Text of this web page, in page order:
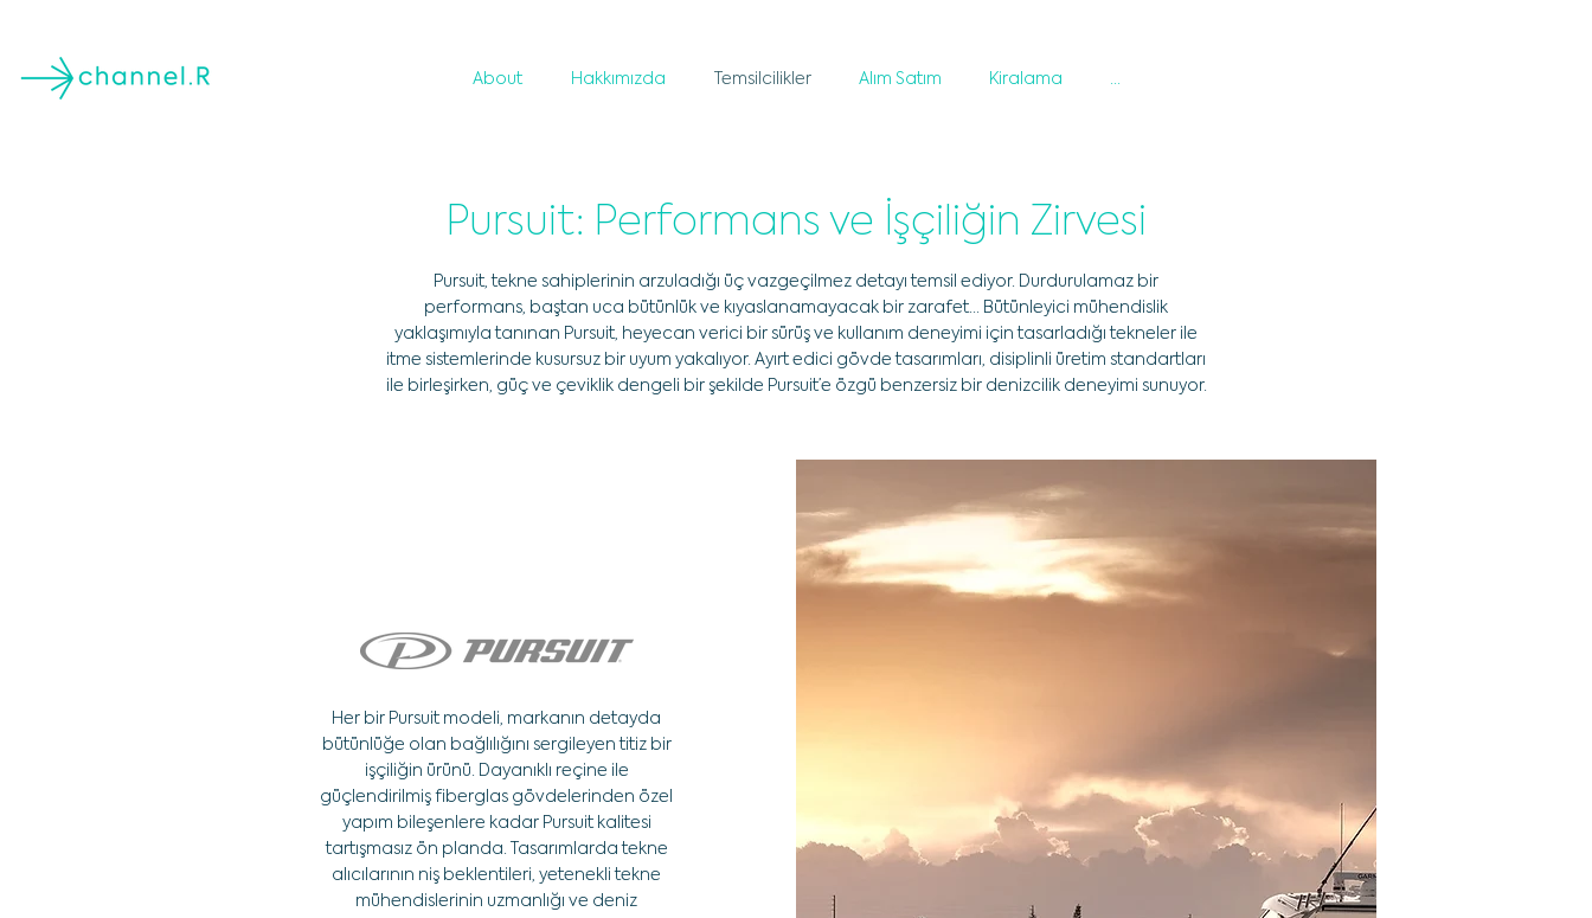
About Hakkımızda Temsilcilikler Alım Satım Kiralama ...
Pursuit: Performans ve İşçiliğin Zirvesi
Pursuit, tekne sahiplerinin arzuladığı üç vazgeçilmez detayı temsil ediyor. Durdurulamaz bir
performans, baştan uca bütünlük ve kıyaslanamayacak bir zarafet... Bütünleyici mühendislik
yaklaşımıyla tanınan Pursuit, heyecan verici bir sürüş ve kullanım deneyimi için tasarladığı tekneler ile
itme sistemlerinde kusursuz bir uyum yakalıyor. Ayırt edici gövde tasarımları, disiplinli üretim standartları
ile birleşirken, güç ve çeviklik dengeli bir şekilde Pursuit’e özgü benzersiz bir denizcilik deneyimi sunuyor.
Her bir Pursuit modeli, markanın detayda
bütünlüğe olan bağlılığını sergileyen titiz bir
işçiliğin ürünü. Dayanıklı reçine ile
güçlendirilmiş fiberglas gövdelerinden özel
yapım bileşenlere kadar Pursuit kalitesi
tartışmasız ön planda. Tasarımlarda tekne
alıcılarının niş beklentileri, yetenekli tekne
mühendislerinin uzmanlığı ve deniz